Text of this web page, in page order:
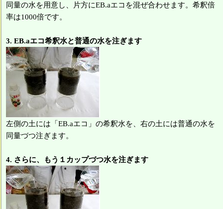
同量の水を用意し、片方にEB.aエコを混ぜ合わせます。希釈倍
率は1000倍です。
3. EB.aエコ希釈水と普通の水を注ぎます
左側の土には「EB.aエコ」の希釈水を、右の土には普通の水を
同量づつ注ぎます。
4. さらに、もう１カップづつ水を注ぎます